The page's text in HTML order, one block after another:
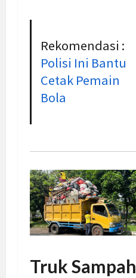
Rekomendasi :
Polisi Ini Bantu
Cetak Pemain
Bola
Truk Sampah